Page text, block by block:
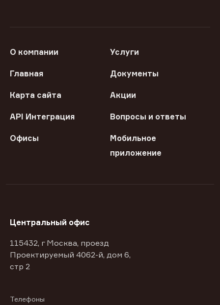
О компании Услуги
Главная Документы
Карта сайта Акции
API Интеграция Вопросы и ответы
Офисы
Мобильное
приложение
Центральный офис
115432, г Москва, проезд
Проектируемый 4062-й, дом 6,
стр 2
Телефоны